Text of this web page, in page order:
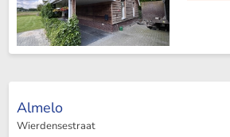
Almelo
Wierdensestraat